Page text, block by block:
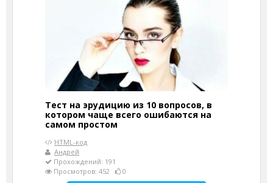
Тест на эрудицию из 10 вопросов, в
котором чаще всего ошибаются на
самом простом
HTML-код
Андрей
Прохождений: 191
Просмотров: 452
0